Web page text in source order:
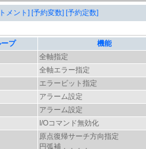
メント] [予約変数] [予約定数]